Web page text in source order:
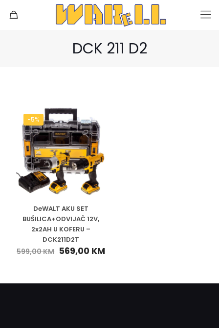
DCK 211 D2
-5%
DeWALT AKU SET
BUŠILICA+ODVIJAČ 12V,
2x2AH U KOFERU –
DCK211D2T
599,00KM 569,00 KM